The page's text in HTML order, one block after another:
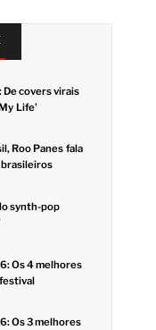
De covers virais
Life’
Roo Panes fala
brasileiros
synth-pop
Os 4 melhores
Os 3 melhores